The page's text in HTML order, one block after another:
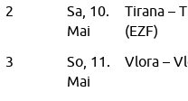
2
Sa, 10.
Mai
Tirana –
(EZF)
3
So, 11.
Mai
Vlora –